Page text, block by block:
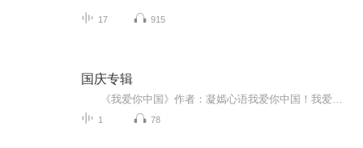
17 915
国庆专辑
1 78